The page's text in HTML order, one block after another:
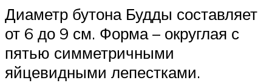
Диаметр бутона Будды составляет
от 6 до 9 см. Форма – округлая с
пятью симметричными
яйцевидными лепестками.